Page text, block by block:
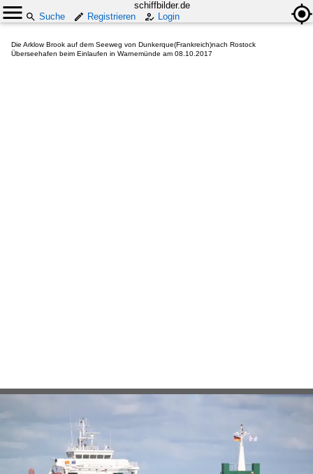
schiffbilder.de
Suche
Registrieren Login
Die Arklow Brook auf dem Seeweg von Dunkerque(Frankreich)nach Rostock
Überseehafen beim Einlaufen in Warnemünde am 08.10.2017